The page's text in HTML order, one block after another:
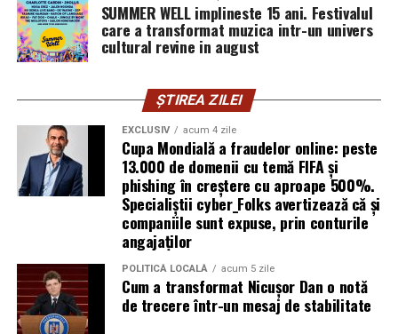
publică este, pentru clientele ei, primul semn că brandul
ei e real.
antreprenori care vor să ia decizii mai aliniate cu ce sunt
ei cu adevărat. Alege să fie vizibilă pentru că domeniul ei
câștigă credibilitate prin oameni, nu prin concepte.
Mihaela Antocheactivează în nutriție și sănătate.
Crede că informația corectă ajunge la oamenii potriviți
doar atunci când vine de la o sursă cu chip și nume.
De ce contează vizibilitatea, nu
doar activitatea
SUMMER WELL implineste 15 ani. Festivalul
care a transformat muzica intr-un univers
cultural revine in august
ȘTIREA ZILEI
EXCLUSIV acum 4 zile
Cupa Mondială a fraudelor online: peste
13.000 de domenii cu temă FIFA și
phishing în creștere cu aproape 500%.
Specialiștii cyber_Folks avertizează că și
companiile sunt expuse, prin conturile
angajaților
POLITICĂ LOCALĂ acum 5 zile
Cum a transformat Nicușor Dan o notă
de trecere într-un mesaj de stabilitate